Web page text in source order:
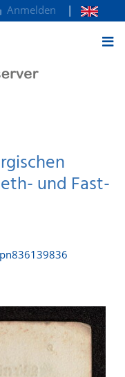
Anmelden
und Fast-